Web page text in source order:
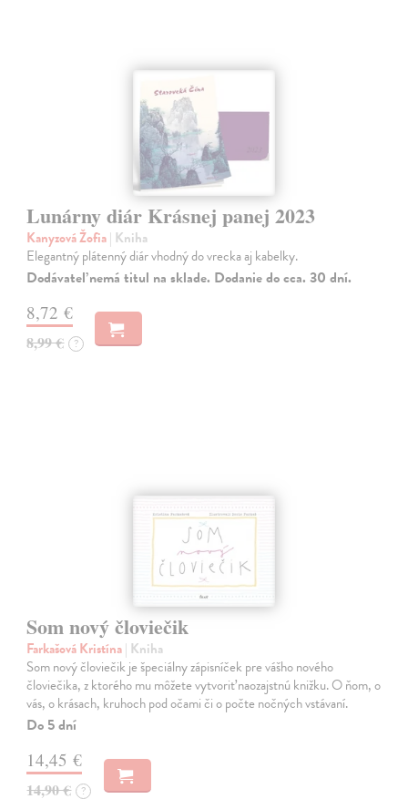
Lunárny diár Krásnej panej 2023
Kanyzová Žofia| Kniha
Elegantný plátenný diár vhodný do vrecka aj kabelky.
Dodávateľ nemá titul na sklade. Dodanie do cca. 30 dní.
8,72 €
8,99 € ?
Som nový človiečik
Farkašová Kristína| Kniha
Som nový človiečik je špeciálny zápisníček pre vášho nového
človiečika, z ktorého mu môžete vytvoriť naozajstnú knižku. O ňom, o
vás, o krásach, kruhoch pod očami či o počte nočných vstávaní.
Do 5 dní
14,45 €
14,90 € ?